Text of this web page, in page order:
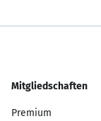
Mitgliedschaften
Premium